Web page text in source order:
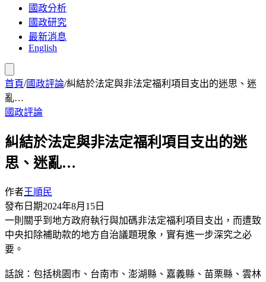
國政分析
國政研究
最新消息
English
首頁/國政評論/糾結於法定與非法定福利項目支出的迷思、迷
亂…
國政評論
糾結於法定與非法定福利項目支出的迷
思、迷亂…
作者王順民
發布日期2024年8月15日
一則關乎到地方政府執行與加碼非法定福利項目支出，而遭致
中央扣除補助款的地方自治議題現象，實有進一步深究之必
要。
話說：包括桃園市、台南市、澎湖縣、嘉義縣、苗栗縣、雲林